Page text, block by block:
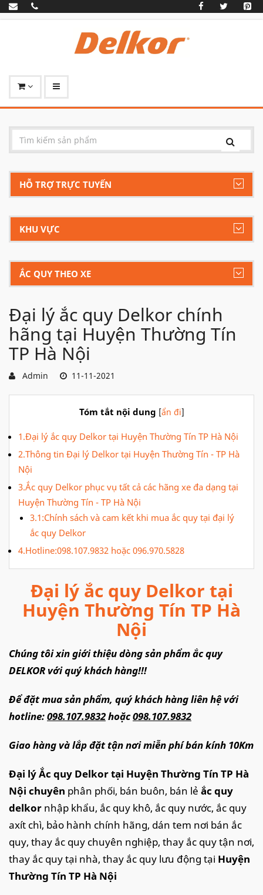
HỖ TRỢ TRỰC TUYẾN
KHU VỰC
ẮC QUY THEO XE
Đại lý ắc quy Delkor chính
hãng tại Huyện Thường Tín
TP Hà Nội
Admin 11-11-2021
Tóm tắt nội dung [ẩn đi]
1.Đại lý ắc quy Delkor tại Huyện Thường Tín TP Hà Nội
2.Thông tin Đại lý Delkor tại Huyện Thường Tín - TP Hà
Nội
3.Ắc quy Delkor phục vụ tất cả các hãng xe đa dạng tại
Huyện Thường Tín - TP Hà Nội
3.1:Chính sách và cam kết khi mua ắc quy tại đại lý
ắc quy Delkor
4.Hotline:098.107.9832 hoặc 096.970.5828
Đại lý ắc quy Delkor tại
Huyện Thường Tín TP Hà
Nội
Chúng tôi xin giới thiệu dòng sản phẩm ắc quy
DELKOR với quý khách hàng!!!
Để đặt mua sản phẩm, quý khách hàng liên hệ với
hotline:098.107.9832hoặc098.107.9832
Giao hàng và lắp đặt tận nơi miễn phí bán kính 10Km
Đại lý Ắc quy Delkor tại Huyện Thường Tín TP Hà
Nội chuyên phân phối, bán buôn, bán lẻ ắc quy
delkor nhập khẩu, ắc quy khô, ắc quy nước, ắc quy
axít chì, bảo hành chính hãng, dán tem nơi bán ắc
quy, thay ắc quy chuyên nghiệp, thay ắc quy tận nơi,
thay ắc quy tại nhà, thay ắc quy lưu động tại Huyện
Thường Tín TP Hà Nội